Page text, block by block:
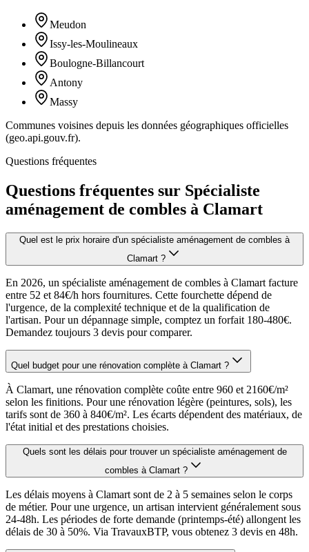
Meudon
Issy-les-Moulineaux
Boulogne-Billancourt
Antony
Massy
Communes voisines depuis les données géographiques officielles
(geo.api.gouv.fr).
Questions fréquentes
Questions fréquentes sur Spécialiste
aménagement de combles à Clamart
Quel est le prix horaire d'un spécialiste aménagement de combles à
Clamart ?
En 2026, un spécialiste aménagement de combles à Clamart facture
entre 52 et 84€/h hors fournitures. Cette fourchette dépend de
l'urgence, de la complexité technique et de la qualification de
l'artisan. Pour un dépannage simple, comptez un forfait 180-480€.
Demandez toujours 3 devis pour comparer.
Quel budget pour une rénovation complète à Clamart ?
À Clamart, une rénovation complète coûte entre 960 et 2160€/m²
selon les finitions. Pour une rénovation légère (peintures, sols), les
tarifs sont de 360 à 840€/m². Les écarts dépendent des matériaux, de
l'état initial et des prestations choisies.
Quels sont les délais pour trouver un spécialiste aménagement de
combles à Clamart ?
Les délais moyens à Clamart sont de 2 à 5 semaines selon le corps
de métier. Pour une urgence, un artisan intervient généralement sous
24-48h. Les périodes de forte demande (printemps-été) allongent les
délais de 30 à 50%. Via TravauxBTP, vous obtenez 3 devis en 48h.